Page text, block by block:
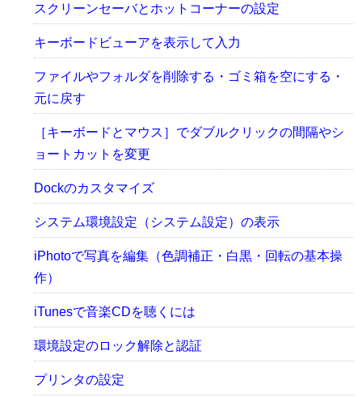
スクリーンセーバとホットコーナーの設定
キーボードビューアを表示して入力
ファイルやフォルダを削除する・ゴミ箱を空にする・
元に戻す
［キーボードとマウス］でダブルクリックの間隔やシ
ョートカットを変更
Dockのカスタマイズ
システム環境設定（システム設定）の表示
iPhotoで写真を編集（色調補正・白黒・回転の基本操
作）
iTunesで音楽CDを聴くには
環境設定のロック解除と認証
プリンタの設定